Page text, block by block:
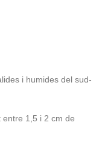
i humides del sud-
entre 1,5 i 2 cm de